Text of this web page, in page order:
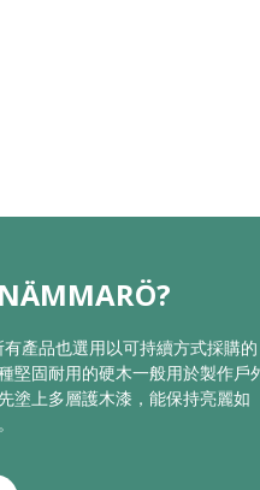
產品也選用以可持續方式採購的
堅固耐用的硬木一般用於製作戶
塗上多層護木漆，能保持亮麗如